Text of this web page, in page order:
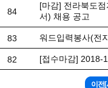
84
[마감] 전라북도
서) 채용 공고
83 워드입력봉사(전
82 [접수마감] 2018-